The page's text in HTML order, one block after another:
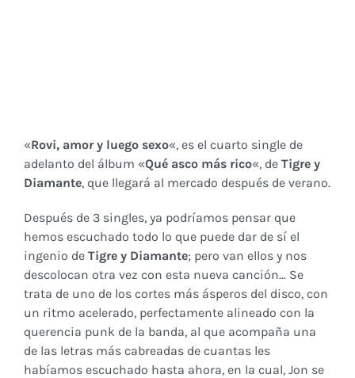
«Rovi, amor y luego sexo«, es el cuarto single de
adelanto del álbum «Qué asco más rico«, de Tigre y
Diamante, que llegará al mercado después de verano.
Después de 3 singles, ya podríamos pensar que
hemos escuchado todo lo que puede dar de sí el
ingenio de Tigre y Diamante; pero van ellos y nos
descolocan otra vez con esta nueva canción… Se
trata de uno de los cortes más ásperos del disco, con
un ritmo acelerado, perfectamente alineado con la
querencia punk de la banda, al que acompaña una
de las letras más cabreadas de cuantas les
habíamos escuchado hasta ahora, en la cual, Jon se